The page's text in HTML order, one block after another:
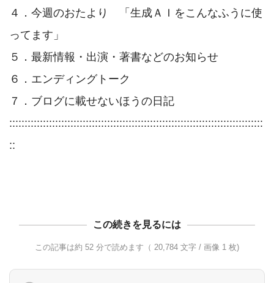
４．今週のおたより　「生成ＡＩをこんなふうに使
ってます」
５．最新情報・出演・著書などのお知らせ
６．エンディングトーク
７．ブログに載せないほうの日記
:::::::::::::::::::::::::::::::::::::::::::::::::::::::::::::::::::::::::::::::::::
::
この続きを見るには
この記事は約 52 分で読めます（ 20,784 文字 / 画像 1 枚)